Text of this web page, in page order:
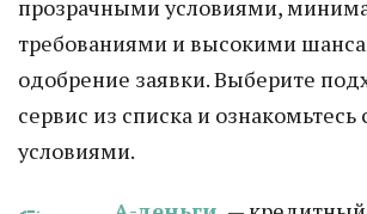
прозрачными условиями,
требованиями и высокими
одобрение заявки. Выберите
сервис из списка и ознакомьтесь
условиями.